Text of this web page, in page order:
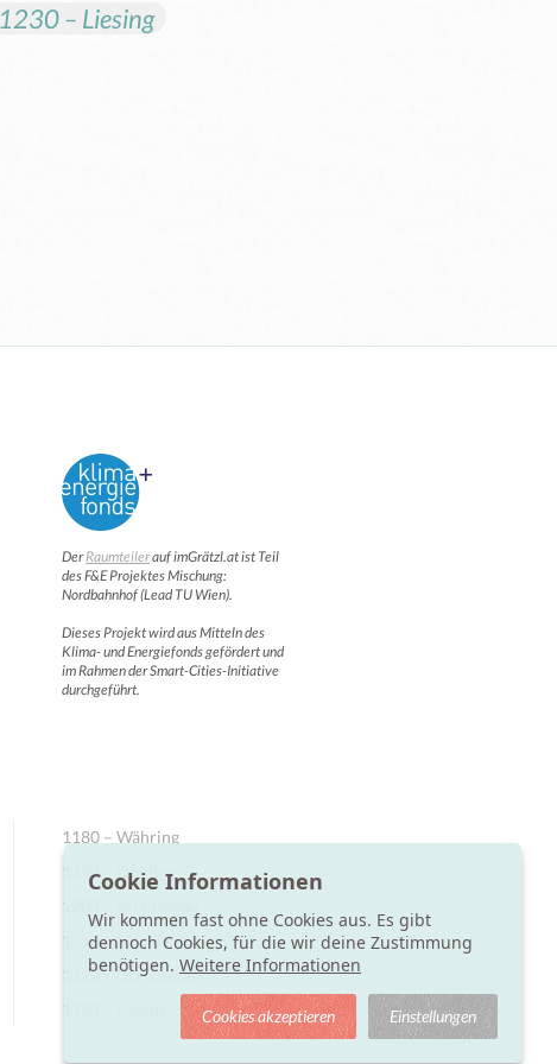
1230 – Liesing
DerRaumteilerauf imGrätzl.at ist Teil
des F&E Projektes Mischung:
Nordbahnhof (Lead TU Wien).
Dieses Projekt wird aus Mitteln des
Klima- und Energiefonds gefördert und
im Rahmen der Smart-Cities-Initiative
durchgeführt.
1180 – Währing
1190 – Döbling
1200 – Brigittenau
1210 – Floridsdorf
1220 – Donaustadt
1230 – Liesing
Cookie Informationen
Wir kommen fast ohne Cookies aus. Es gibt
dennoch Cookies, für die wir deine Zustimmung
benötigen. Weitere Informationen
Cookies akzeptieren Einstellungen